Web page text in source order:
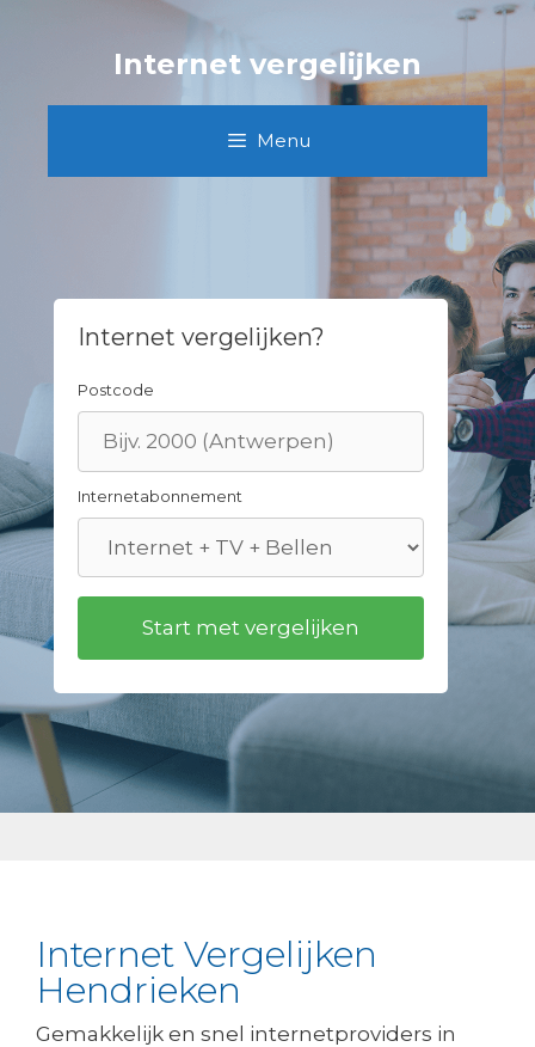
Internet vergelijken
Menu
Internet vergelijken?
Postcode
Internetabonnement
Internet Vergelijken
Hendrieken
Gemakkelijk en snel internetproviders in